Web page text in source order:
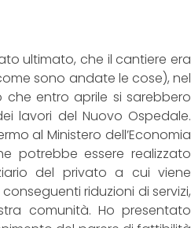
ultimato, che il cantiere era
sono andate le cose), nel
entro aprile si sarebbero
lavori del Nuovo Ospedale.
al Ministero dell’Economia
potrebbe essere realizzato
del privato a cui viene
riduzioni di servizi,
comunità. Ho presentato